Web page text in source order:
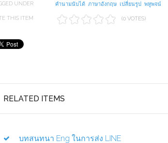
UNDER คำนามนับได้ ภาษาอังกฤษ เปลี่ยนรูป พหูพจน์
THIS ITEM (0 VOTES)
RELATED ITEMS
บทสนทนา Eng ในการส่ง LINE